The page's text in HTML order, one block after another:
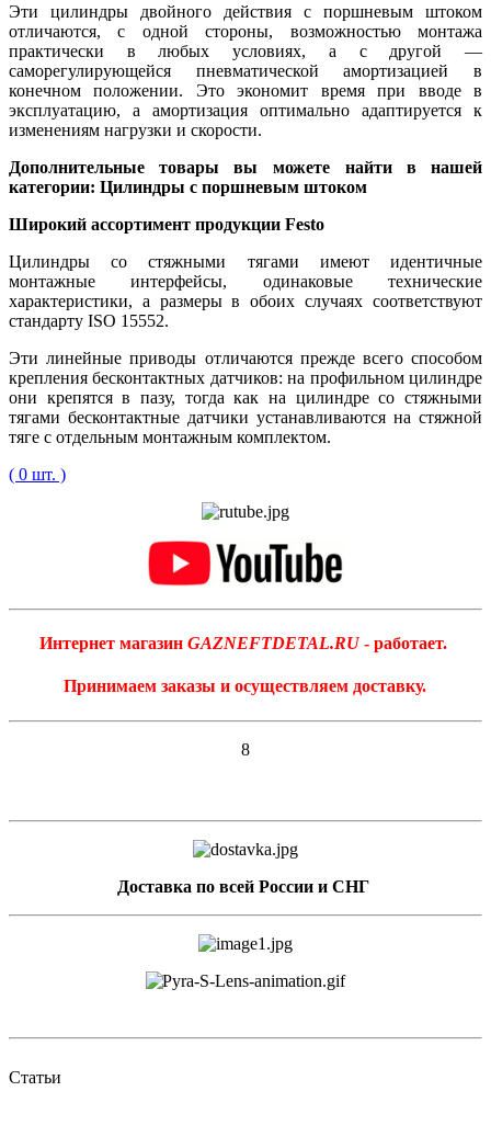
Эти цилиндры двойного действия с поршневым штоком
отличаются, с одной стороны, возможностью монтажа
практически в любых условиях, а с другой —
саморегулирующейся пневматической амортизацией в
конечном положении. Это экономит время при вводе в
эксплуатацию, а амортизация оптимально адаптируется к
изменениям нагрузки и скорости.
Дополнительные товары вы можете найти в нашей
категории: Цилиндры с поршневым штоком
Широкий ассортимент продукции Festo
Цилиндры со стяжными тягами имеют идентичные
монтажные интерфейсы, одинаковые технические
характеристики, а размеры в обоих случаях соответствуют
стандарту ISO 15552.
Эти линейные приводы отличаются прежде всего способом
крепления бесконтактных датчиков: на профильном цилиндре
они крепятся в пазу, тогда как на цилиндре со стяжными
тягами бесконтактные датчики устанавливаются на стяжной
тяге с отдельным монтажным комплектом.
( 0 шт. )
Интернет магазин GAZNEFTDETAL.RU- работает.
Принимаем заказы и осуществляем доставку.
8
Доставка по всей России и СНГ
Статьи